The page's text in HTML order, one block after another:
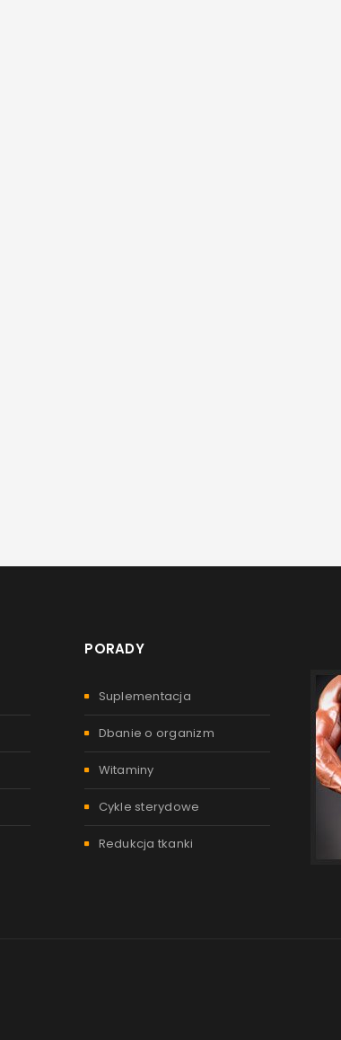
PORADY
Suplementacja
Dbanie o organizm
Witaminy
Cykle sterydowe
Redukcja tkanki